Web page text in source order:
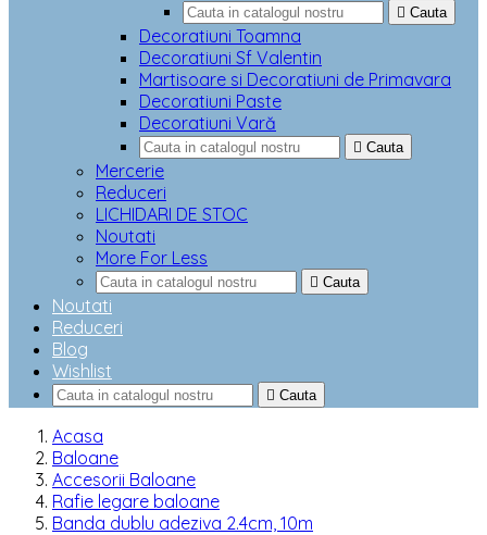
 Cauta
Decoratiuni Toamna
Decoratiuni Sf Valentin
Martisoare si Decoratiuni de Primavara
Decoratiuni Paste
Decoratiuni Vară
 Cauta
Mercerie
Reduceri
LICHIDARI DE STOC
Noutati
More For Less
 Cauta
Noutati
Reduceri
Blog
Wishlist
 Cauta
Acasa
Baloane
Accesorii Baloane
Rafie legare baloane
Banda dublu adeziva 2.4cm, 10m